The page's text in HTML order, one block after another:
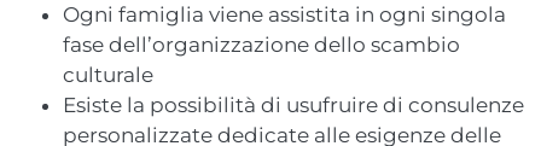
Ogni famiglia viene assistita in ogni singola
fase dell’organizzazione dello scambio
culturale
Esiste la possibilità di usufruire di consulenze
personalizzate dedicate alle esigenze delle